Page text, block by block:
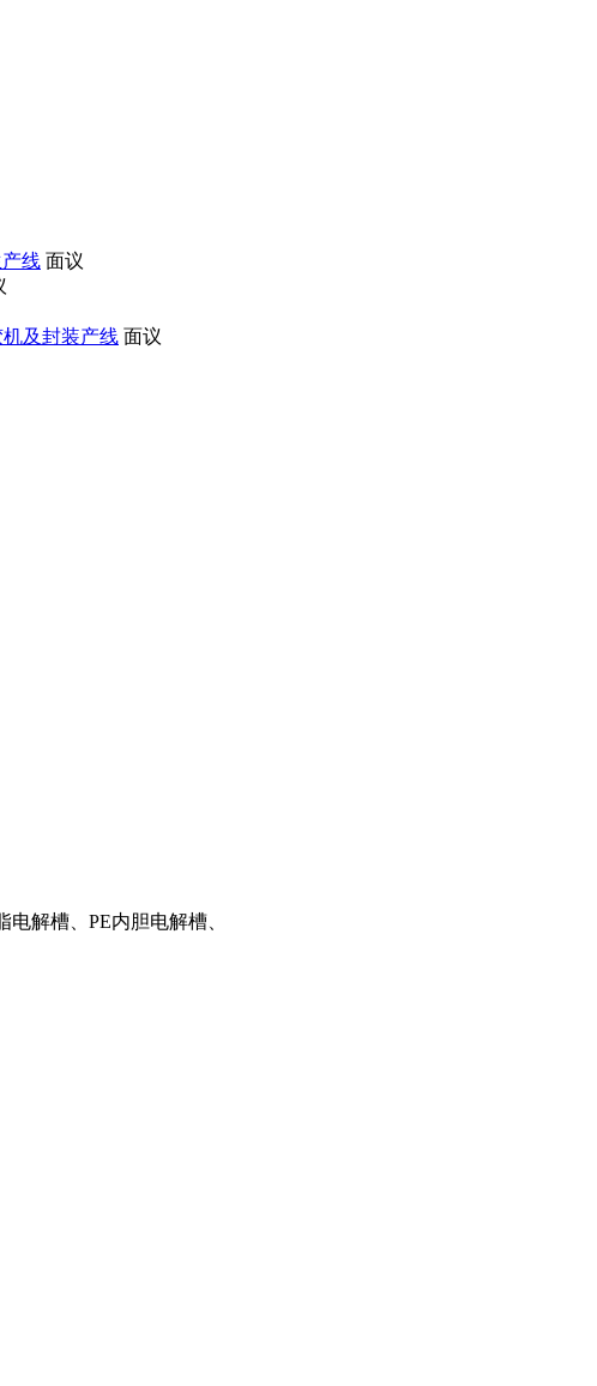
线 面议
及封装产线 面议
解槽、PE内胆电解槽、